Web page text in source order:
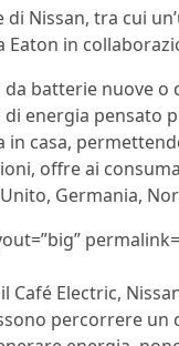
Nissan, tra cui
Eaton in
batterie nuove o
di energia pensato
in casa,
offre ai
Germania,
Café Electric,
percorrere